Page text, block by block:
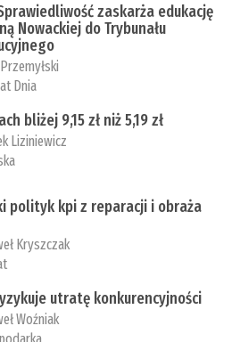
zaskarża edukację
Nowackiej do Trybunału
Dnia
bliżej 9,15 zł niż 5,19 zł
Liziniewicz
polityk kpi z reparacji i obraża
Kryszczak
utratę konkurencyjności
Woźniak